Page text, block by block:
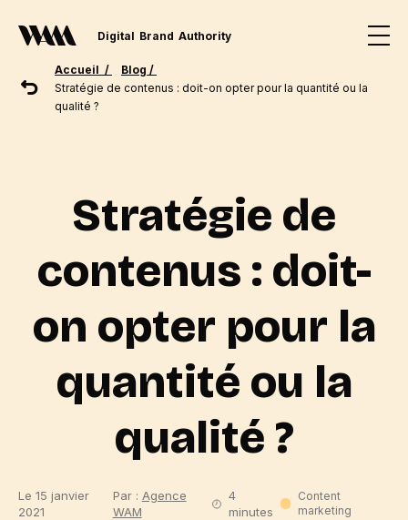
Digital Brand Authority
Accueil /
Blog /
Stratégie de contenus : doit-on opter pour la quantité ou la
qualité ?
Stratégie de
contenus : doit-
on opter pour la
quantité ou la
qualité ?
Le 15 janvier
2021
Par : Agence
WAM
4
minutes
Content
marketing